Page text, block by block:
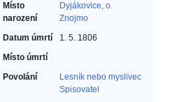
Místo
narození
Dyjákovice, o.
Znojmo
Datum úmrtí
1. 5. 1806
Místo úmrtí
Povolání
Lesník nebo myslivec‎
Spisovatel‎